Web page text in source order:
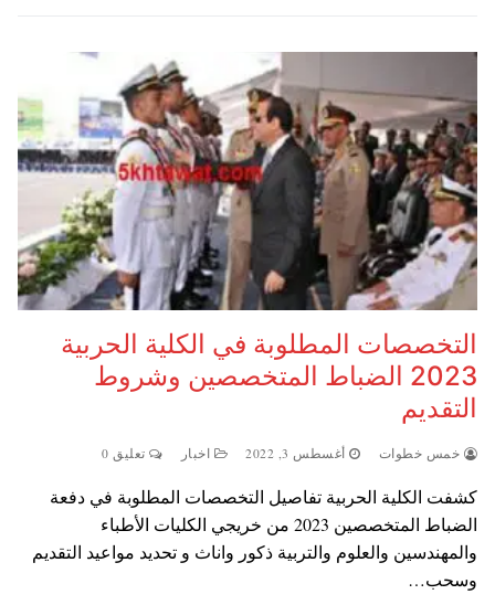
التخصصات المطلوبة في الكلية الحربية
2023 الضباط المتخصصين وشروط
التقديم
خمس خطوات أغسطس 3, 2022 اخبار تعليق 0
كشفت الكلية الحربية تفاصيل التخصصات المطلوبة في دفعة
الضباط المتخصصين 2023 من خريجي الكليات الأطباء
والمهندسين والعلوم والتربية ذكور واناث و تحديد مواعيد التقديم
وسحب…